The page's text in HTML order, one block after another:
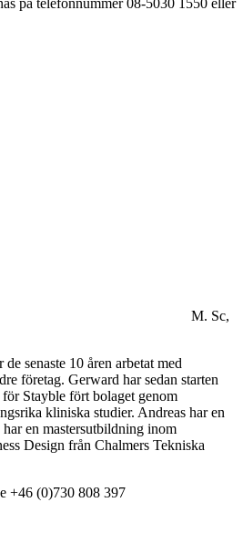
på telefonnummer 08-5030 1550 eller
M. Sc,
senaste 10 åren arbetat med
företag. Gerward har sedan starten
Stayble fört bolaget genom
kliniska studier. Andreas har en
en mastersutbildning inom
Design från Chalmers Tekniska
+46 (0)730 808 397